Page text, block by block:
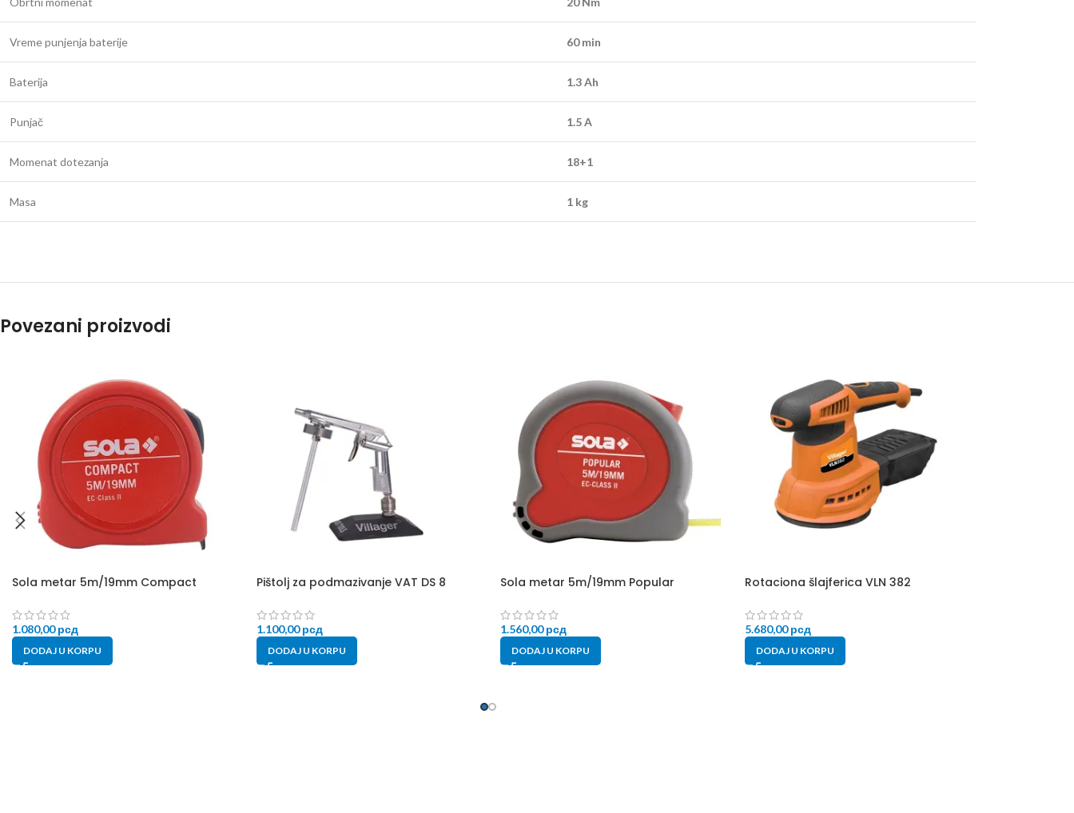
Vreme punjenja baterije 60 min
Baterija 1.3 Ah
Punjač 1.5 A
Momenat dotezanja 18+1
Masa 1 kg
Povezani proizvodi
Sola metar 5m/19mm Compact
1.080,00рсд
DODAJ U KORPU
Pištolj za podmazivanje VAT DS 8
1.100,00рсд
DODAJ U KORPU
Sola metar 5m/19mm Popular
1.560,00рсд
DODAJ U KORPU
Rotaciona šlajferica VLN 382
5.680,00рсд
DODAJ U KORPU